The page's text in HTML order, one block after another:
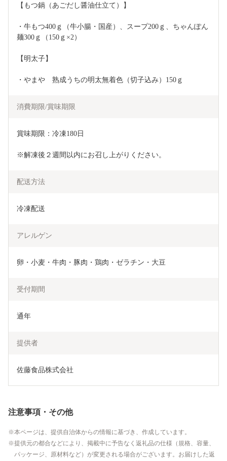
【もつ鍋（あごだし醤油仕立て）】
・牛もつ400ｇ（牛小腸・国産）、スープ200ｇ、ちゃんぽん
麺300ｇ（150ｇ×2）
【明太子】
・やまや　熟成うちの明太無着色（切子込み）150ｇ
消費期限/賞味期限
賞味期限：冷凍180日
※解凍後２週間以内にお召し上がりください。
配送方法
冷凍配送
アレルゲン
卵・小麦・牛肉・豚肉・鶏肉・ゼラチン・大豆
受付期間
通年
提供者
佐藤食品株式会社
注意事項・その他
本ページは、提供自治体からの情報に基づき、作成しています。
提供元の都合などにより、掲載中に予告なく返礼品の仕様（規格、容量、
パッケージ、原材料など）が変更される場合がございます。お届けした返